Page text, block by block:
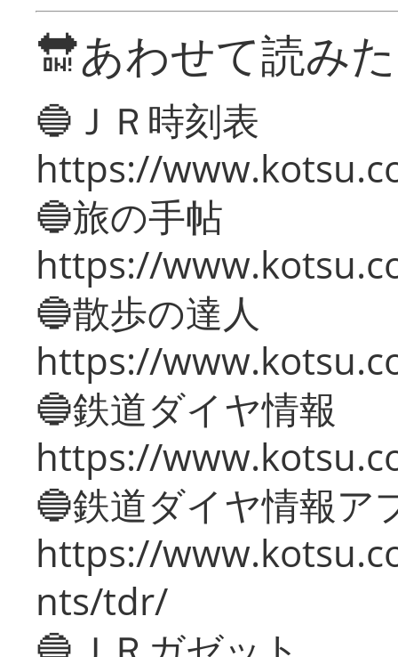
🔛あわせて読み
🔵ＪＲ時刻表
https://
🔵旅の手帖
https://
🔵散歩の達人
https://
🔵鉄道ダイヤ情報
https://
🔵鉄道ダイヤ情報ア
https://
nts/tdr/